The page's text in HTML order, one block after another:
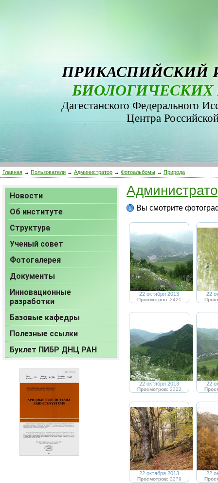
ПРИКАСПИЙСКИЙ
БИОЛОГИЧЕСКИХ
Дагестанского Федерального
Центра
Главная → Пользователи → Администратор → Фотоальбомы → Природа
Новости
Об институте
Структура
Ученый совет
Фотогалерея
Документы
Инновационные
разработки
Базовые кафедры
Полезные ссылки
Буклет ПИБР ДНЦ РАН
Вы смотрите
22 октября 2013
Просмотров:2421
22
22 октября 2013
Просмотров:2322
22
22 октября 2013
Просмотров:2279
22